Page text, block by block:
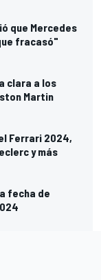
que Mercedes
fracasó"
clara a los
Martin
Ferrari 2024,
y más
fecha de